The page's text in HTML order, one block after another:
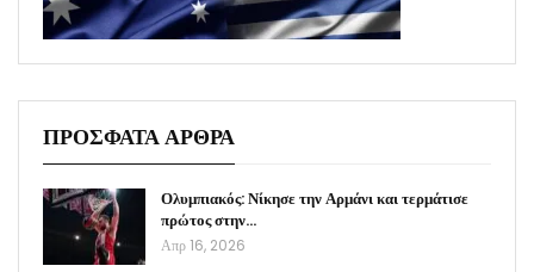
ΠΡΟΣΦΑΤΑ ΑΡΘΡΑ
Ολυμπιακός: Νίκησε την Αρμάνι και τερμάτισε
πρώτος στην…
Απρ 16, 2026